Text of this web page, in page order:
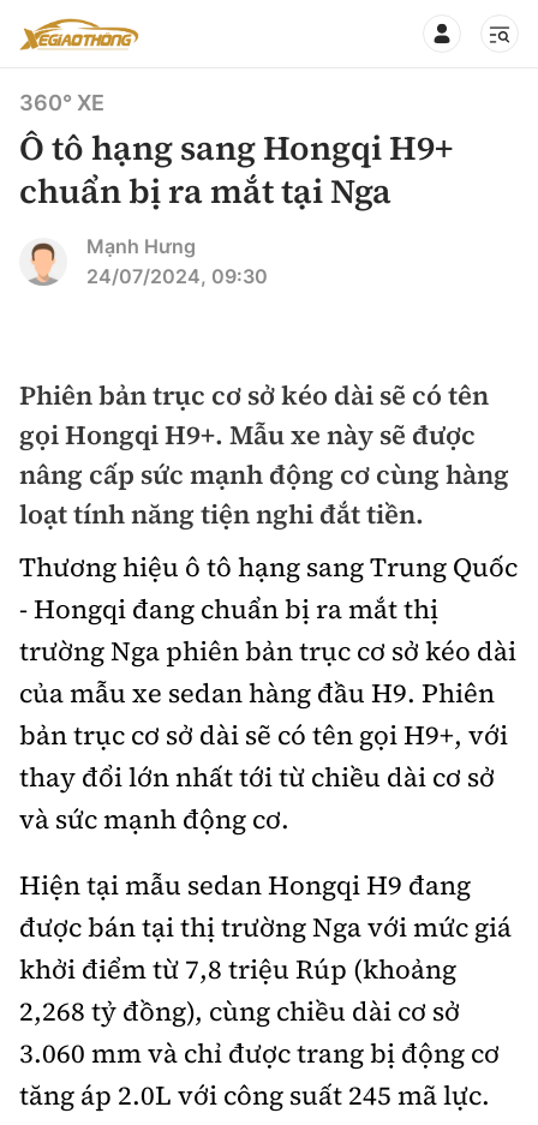
360° xe
Hạ tầng phương tiện
Góc nhìn
Tâm điểm
Xe du lịch
Xe chuyên dụng
Xe máy
Đánh giá xe
Đánh giá xe mới
So sánh
Xếp hạng xe
Lái mới
Tư vấn sử dụng
Chọn xe
Lái xe an toàn
Bảo hiểm xe
Sản phẩm bảo hiểm
Bồi thường bảo hiểm
Xe xanh
Video
Review xe
Giới thiệu xe
Tư vấn
Ảnh
Ô tô
Xe máy
Cơ quan chủ quản: Bộ Xây dựng
Nguyễn Thị Hồng Nga
Trưởng ban Ô tô - Xe máy:Nguyễn Tiến Mạnh
360° XE
Ô tô hạng sang Hongqi H9+
chuẩn bị ra mắt tại Nga
Mạnh Hưng
24/07/2024, 09:30
Phiên bản trục cơ sở kéo dài sẽ có tên
gọi Hongqi H9+. Mẫu xe này sẽ được
nâng cấp sức mạnh động cơ cùng hàng
loạt tính năng tiện nghi đắt tiền.
Thương hiệu ô tô hạng sang Trung Quốc
- Hongqi đang chuẩn bị ra mắt thị
trường Nga phiên bản trục cơ sở kéo dài
của mẫu xe sedan hàng đầu H9. Phiên
bản trục cơ sở dài sẽ có tên gọi H9+, với
thay đổi lớn nhất tới từ chiều dài cơ sở
và sức mạnh động cơ.
Hiện tại mẫu sedan Hongqi H9 đang
được bán tại thị trường Nga với mức giá
khởi điểm từ 7,8 triệu Rúp (khoảng
2,268 tỷ đồng), cùng chiều dài cơ sở
3.060 mm và chỉ được trang bị động cơ
tăng áp 2.0L với công suất 245 mã lực.